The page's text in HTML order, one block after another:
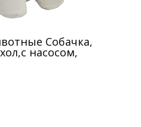
Собачка,
насосом,